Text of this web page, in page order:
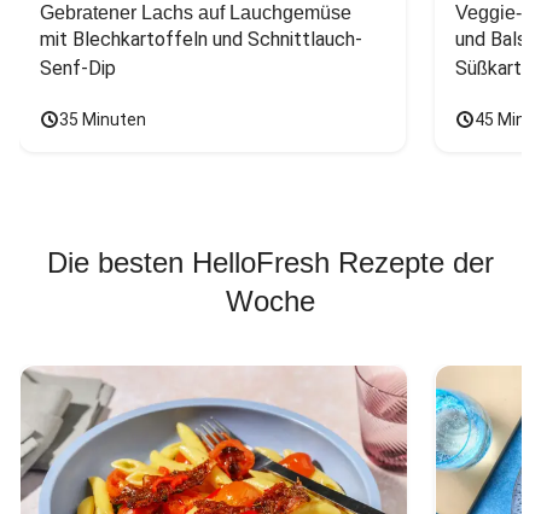
Gebratener Lachs auf Lauchgemüse
mit Blechkartoffeln und Schnittlauch-
Senf-Dip
35 Minuten
Veggie-
und
45
Die besten HelloFresh Rezepte der
Woche